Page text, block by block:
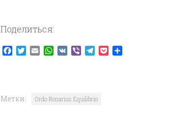
Поделиться:
Facebook
TwitterEmailWhatsApp
VK ViberTelegram
Pocket
Метки: Ordo Rosarius Equilibrio